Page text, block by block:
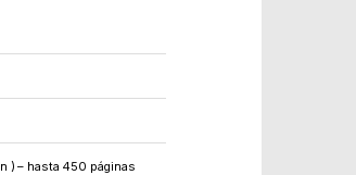
) – hasta 450 páginas